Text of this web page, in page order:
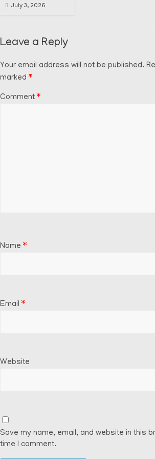
July 3, 2026
Leave a Reply
Your email address will not be published.
marked *
Comment *
Name *
Email *
Website
Save my name, email, and website in this
time I comment.